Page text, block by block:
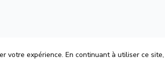
votre expérience. En continuant à utiliser ce